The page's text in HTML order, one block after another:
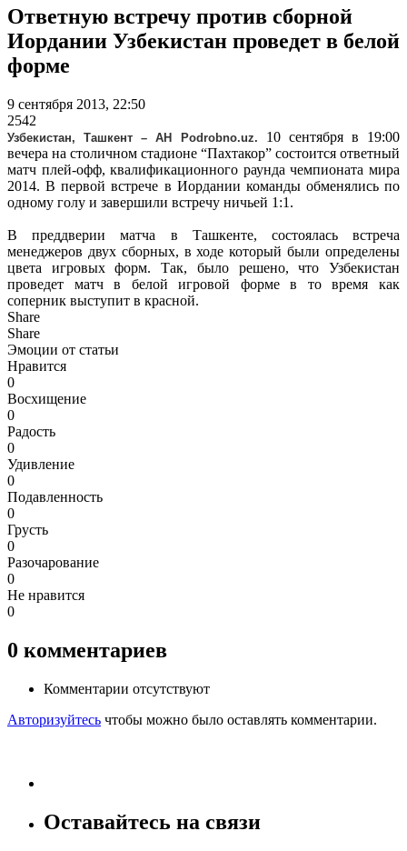
Ответную встречу против сборной
Иордании Узбекистан проведет в белой
форме
9 сентября 2013, 22:50
2542
Узбекистан, Ташкент – АН Podrobno.uz. 10 сентября в 19:00
вечера на столичном стадионе “Пахтакор” состоится ответный
матч плей-офф, квалификационного раунда чемпионата мира
2014. В первой встрече в Иордании команды обменялись по
одному голу и завершили встречу ничьей 1:1.
В преддверии матча в Ташкенте, состоялась встреча
менеджеров двух сборных, в ходе который были определены
цвета игровых форм. Так, было решено, что Узбекистан
проведет матч в белой игровой форме в то время как
соперник выступит в красной.
Share
Share
Эмоции от статьи
Нравится
0
Восхищение
0
Радость
0
Удивление
0
Подавленность
0
Грусть
0
Разочарование
0
Не нравится
0
0 комментариев
Комментарии отсутствуют
Авторизуйтесь чтобы можно было оставлять комментарии.
Оставайтесь на связи